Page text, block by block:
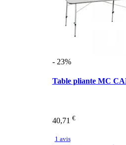
- 23%
Table pliante MC
40,71 €
1 avis